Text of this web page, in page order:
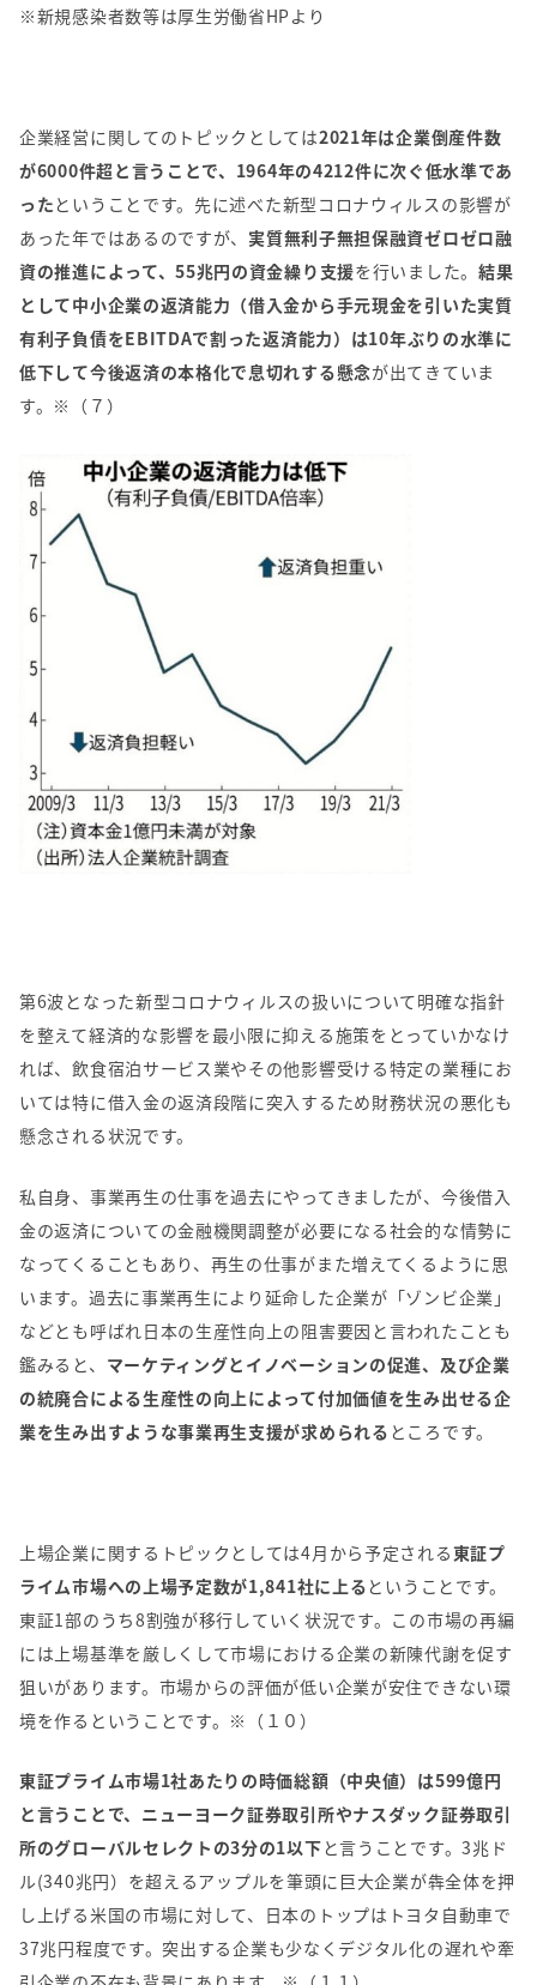
※新規感染者数等は厚生労働省HPより
企業経営に関してのトピックとしては2021年は企業倒産件数
が6000件超と言うことで、1964年の4212件に次ぐ低水準であ
った ということです。先に述べた新型コロナウィルスの影響が
あった年ではあるのですが、 実質無利子無担保融資ゼロゼロ融
資の推進によって、55兆円の資金繰り支援を行いました。 結果
として中小企業の返済能力（借入金から手元現金を引いた実質
有利子負債をEBITDAで割った返済能力）は10年ぶりの水準に
低下して今後返済の本格化で息切れする懸念が出てきていま
す。※（７）
第6波となった新型コロナウィルスの扱いについて明確な指針
を整えて経済的な影響を最小限に抑える施策をとっていかなけ
れば、飲食宿泊サービス業やその他影響受ける特定の業種にお
いては特に借入金の返済段階に突入するため財務状況の悪化も
懸念される状況です。
私自身、事業再生の仕事を過去にやってきましたが、今後借入
金の返済についての金融機関調整が必要になる社会的な情勢に
なってくることもあり、再生の仕事がまた増えてくるように思
います。過去に事業再生により延命した企業が「ゾンビ企業」
などとも呼ばれ日本の生産性向上の阻害要因と言われたことも
鑑みると、 マーケティングとイノベーションの促進、及び企業
の統廃合による生産性の向上によって付加価値を生み出せる企
業を生み出すような事業再生支援が求められる ところです。
上場企業に関するトピックとしては4月から予定される東証プ
ライム市場への上場予定数が1,841社に上る ということです。
東証1部のうち8割強が移行していく状況です。この市場の再編
には上場基準を厳しくして市場における企業の新陳代謝を促す
狙いがあります。市場からの評価が低い企業が安住できない環
境を作るということです。※（１０）
東証プライム市場1社あたりの時価総額（中央値）は599億円
と言うことで、ニューヨーク証券取引所やナスダック証券取引
所のグローバルセレクトの3分の1以下 と言うことです。3兆ド
ル(340兆円）を超えるアップルを筆頭に巨大企業が犇全体を押
し上げる米国の市場に対して、日本のトップはトヨタ自動車で
37兆円程度です。突出する企業も少なくデジタル化の遅れや牽